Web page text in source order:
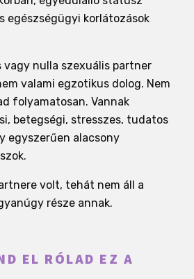
egészségügyi korlátozások
vagy nulla szexuális partner
valami egzotikus dolog. Nem
folyamatosan. Vannak
betegségi, stresszes, tudatos
egyszerűen alacsony
volt, tehát nem áll a
része annak.
EL RÓLAD EZ A